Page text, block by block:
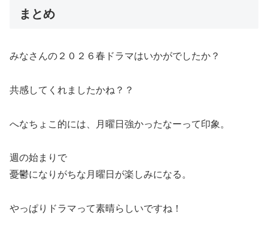
まとめ
みなさんの２０２６春ドラマはいかがでしたか？
共感してくれましたかね？？
へなちょこ的には、月曜日強かったなーって印象。
週の始まりで
憂鬱になりがちな月曜日が楽しみになる。
やっぱりドラマって素晴らしいですね！